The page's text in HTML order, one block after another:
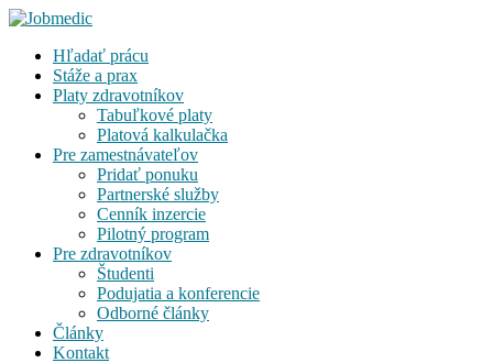
Hľadať prácu
Stáže a prax
Platy zdravotníkov
Tabuľkové platy
Platová kalkulačka
Pre zamestnávateľov
Pridať ponuku
Partnerské služby
Cenník inzercie
Pilotný program
Pre zdravotníkov
Študenti
Podujatia a konferencie
Odborné články
Články
Kontakt